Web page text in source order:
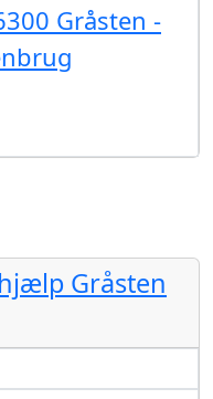
Gråsten -
Gråsten